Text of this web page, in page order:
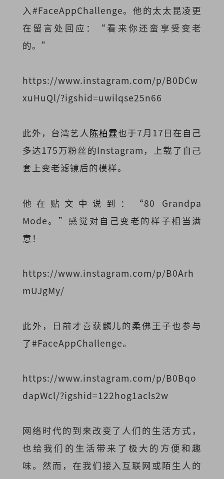
入#FaceAppChallenge。他的太太昆凌更
在留言处回应：“看来你还蛮享受变老
的。”
https://www.instagram.com/p/B0DCw
xuHuQl/?igshid=uwilqse25n66
此外，台湾艺人陈柏霖也于7月17日在自己
多达175万粉丝的Instagram，上载了自己
套上变老滤镜后的模样。
他在贴文中说到：“80 Grandpa
Mode。”感觉对自己变老的样子相当满
意！
https://www.instagram.com/p/B0Arh
mUJgMy/
此外，日前才喜获麟儿的柔佛王子也参与
了#FaceAppChallenge。
https://www.instagram.com/p/B0Bqo
dapWcl/?igshid=122hog1acls2w
网络时代的到来改变了人们的生活方式，
也给我们的生活带来了极大的方便和趣
味。然而，在我们接入互联网或陌生人的